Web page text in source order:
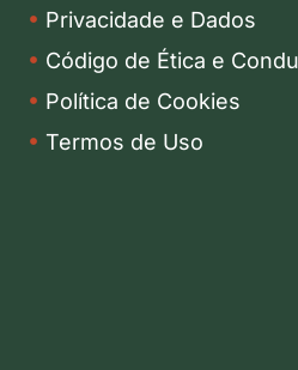
Privacidade e Dados
Código de Ética e
Política de Cookies
Termos de Uso